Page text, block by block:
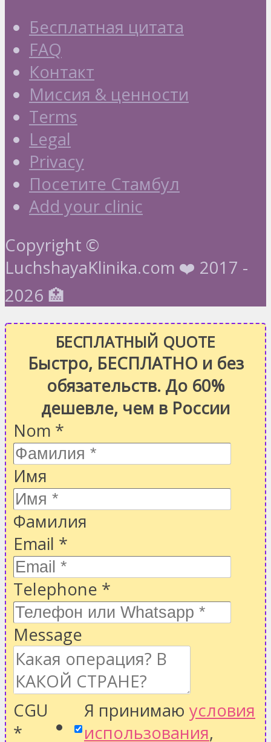
Бесплатная цитата
FAQ
Контакт
Миссия & ценности
Terms
Legal
Privacy
Посетите Стамбул
Add your clinic
Copyright ©
LuchshayaKlinika.com ❤️ 2017 -
2026 🏥
БЕСПЛАТНЫЙ QUOTE
Быстро, БЕСПЛАТНО и без
обязательств. До 60%
дешевле, чем в России
Nom *
Имя
Фамилия
Email *
Telephone *
Message
CGU
*
Я принимаю условия
использования,